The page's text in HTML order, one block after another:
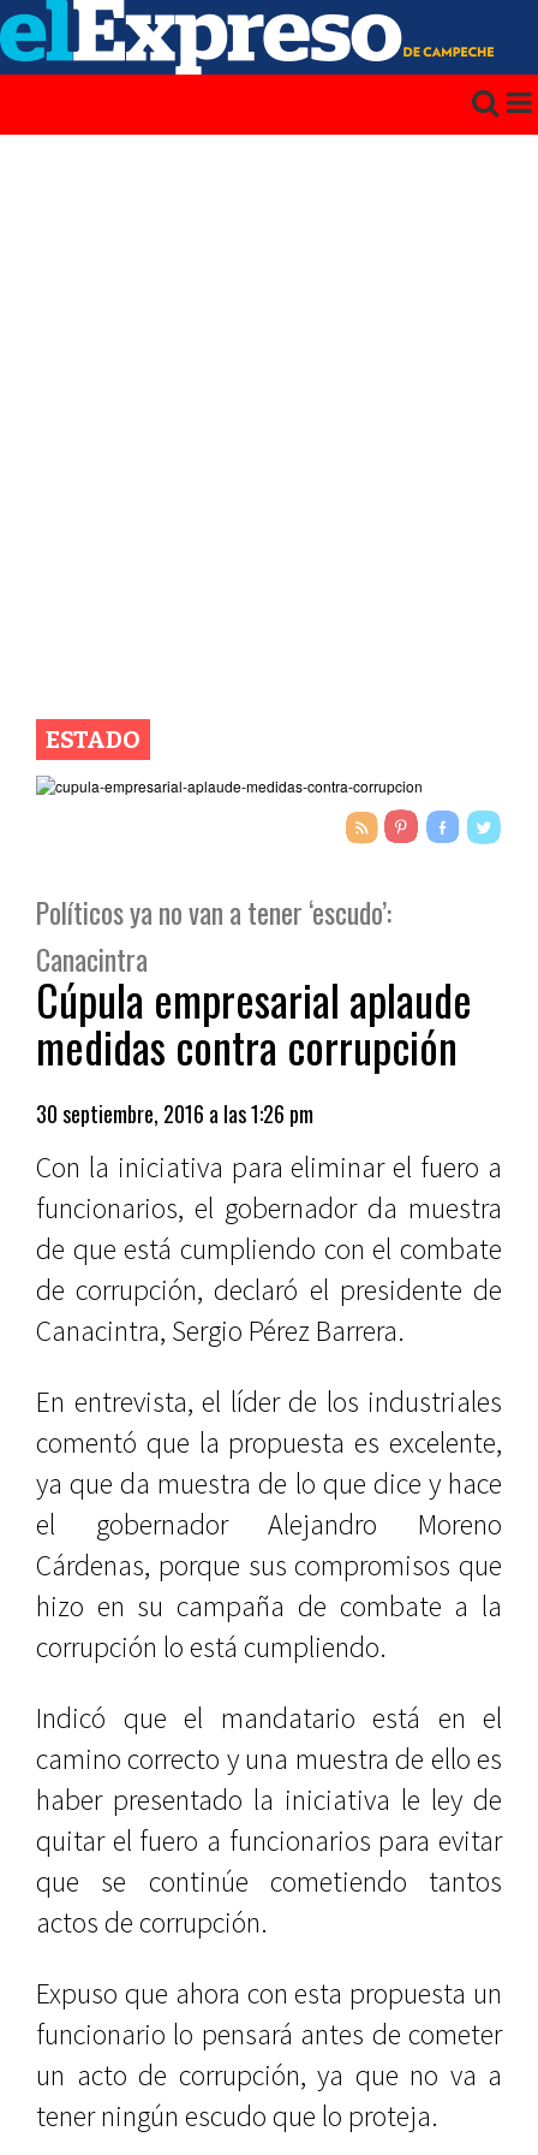
ESTADO
Políticos ya no van a tener ‘escudo’:
Canacintra
Cúpula empresarial aplaude
medidas contra corrupción
30 septiembre, 2016 a las 1:26 pm
Con la iniciativa para eliminar el fuero a
funcionarios, el gobernador da muestra
de que está cumpliendo con el combate
de corrupción, declaró el presidente de
Canacintra, Sergio Pérez Barrera.
En entrevista, el líder de los industriales
comentó que la propuesta es excelente,
ya que da muestra de lo que dice y hace
el gobernador Alejandro Moreno
Cárdenas, porque sus compromisos que
hizo en su campaña de combate a la
corrupción lo está cumpliendo.
Indicó que el mandatario está en el
camino correcto y una muestra de ello es
haber presentado la iniciativa le ley de
quitar el fuero a funcionarios para evitar
que se continúe cometiendo tantos
actos de corrupción.
Expuso que ahora con esta propuesta un
funcionario lo pensará antes de cometer
un acto de corrupción, ya que no va a
tener ningún escudo que lo proteja.